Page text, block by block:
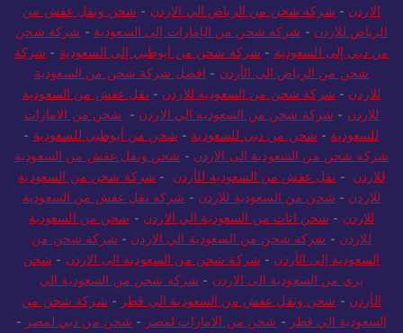
الاردن - شركة شحن من الرياض الي الاردن - شحن ونقل عفش من
الرياض للاردن - شركة شحن من الإمارات إلى السعودية - شركة شحن
من دبي إلى السعودية - شركة شحن من أبوظبي إلى السعودية - شركة
شحن من الرياض الى الأردن - افضل شركة شحن من السعودية
للاردن - شركة شحن من السعودية للاردن - نقل عفش من السعودية
للاردن - شركة شحن من السعودية الي الاردن - شحن من الامارات
للسعودية - شحن من دبي للسعودية - شحن من أبوظبي للسعودية -
شركة شحن من السعودية الى الاردن - شحن ونقل عفش من السعودية
للاردن - نقل عفش من السعودية للأردن - شركة شحن من السعودية
للاردن - شحن من السعودية للاردن - شركة نقل عفش من السعودية
للاردن - شحن اثاث من السعودية الي الاردن - شحن من السعودية
للاردن - شركة شحن من السعودية الي الاردن - شركة شحن من
السعودية إلى الأردن - شركة شحن من السعودية الى الاردن - شحن
بري من السعودية الى الاردن - شركة شحن من السعودية الي
الأردن - شحن ونقل عفش من السعودية الي قطر - شركة شحن من
السعودية الي قطر - شحن من الامارات لمصر - شحن من دبي لمصر -